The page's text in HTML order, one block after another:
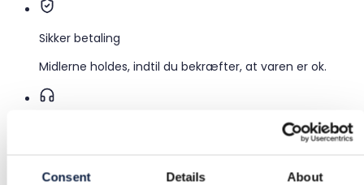
Consent Details About
Sikker betaling
Midlerne holdes, indtil du bekræfter, at varen er ok.